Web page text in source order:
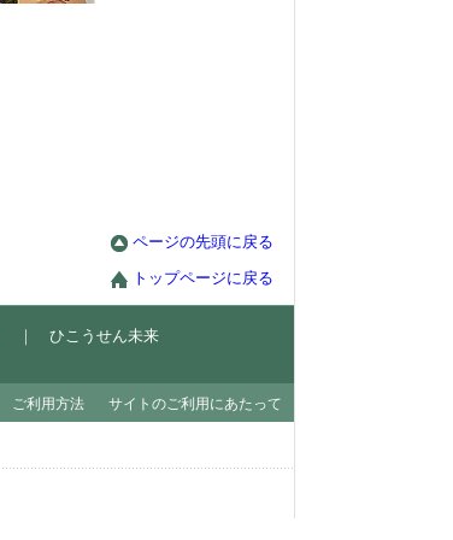
ページの先頭に戻る
トップページに戻る
｜ ひこうせん未来
サイトのご利用にあたって
ご利用方法